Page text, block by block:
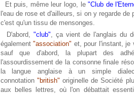
Et puis, même leur logo, le"Club de
l'eau de rose et d'ailleurs, si on y regarde
c'est qu'un tissu de mensonges.
D'abord, "club", ça vient de l'anglais du
également"association" et, pour l'instant, je
sauf que d'abord, la plupart des
l'assourdissement de la consonne finale
la langue anglaise à un simple
connotation "british" originelle de Société
aux belles lettres, où l'on débattait